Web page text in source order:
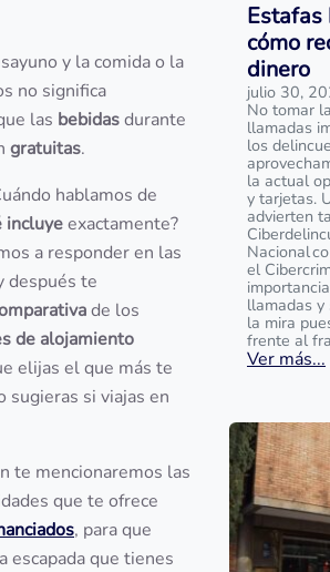
y la comida o la
no significa
las bebidasdurante
gratuitas.
hablamos de
incluyeexactamente?
a responder en las
después te
de los
de alojamiento
elijas el que más te
sugieras si viajas en
te mencionaremos las
que te ofrece
, para que
escapada que tienes
Estafas
cómo
dinero
julio 30,
No tomar
llamadas
los
la actual
y tarjetas.
advierten
Nacional
el
llamadas y
la mira
frente al
Ver más...